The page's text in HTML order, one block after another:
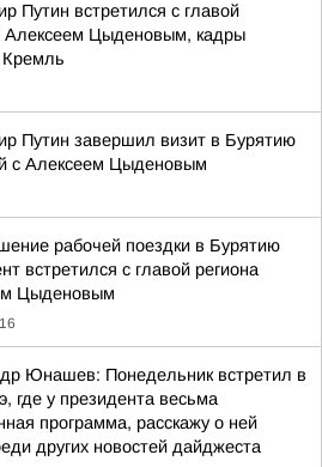
Путин встретился с главой
Алексеем Цыденовым, кадры
Кремль
Путин завершил визит в Бурятию
с Алексеем Цыденовым
рабочей поездки в Бурятию
встретился с главой региона
Цыденовым
Юнашев: Понедельник встретил в
где у президента весьма
программа, расскажу о ней
других новостей дайджеста